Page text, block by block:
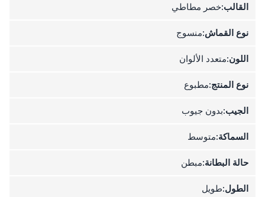
القالب:خصر مطاطي
نوع القماش:منسوج
اللون:متعدد الألوان
نوع المنتج:مطبوع
الجيب:بدون جيوب
السماكة:متوسط
حالة البطانة:مبطن
الطول:طويل